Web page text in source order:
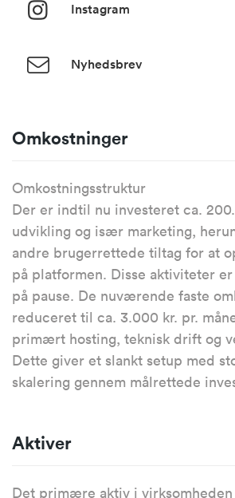
Instagram
Nyhedsbrev
Omkostninger
Omkostningsstruktur
Der er indtil nu investeret ca.
udvikling og især marketing,
andre brugerrettede tiltag for at
på platformen. Disse aktiviteter
på pause. De nuværende faste
reduceret til ca. 3.000 kr. pr.
primært hosting, teknisk drift og
Dette giver et slankt setup med
skalering gennem målrettede
Aktiver
Det primære aktiv i